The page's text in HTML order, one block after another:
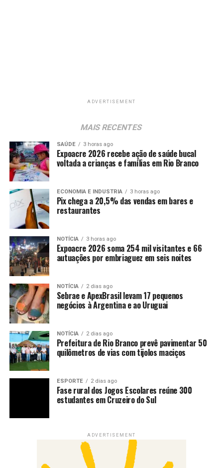
ADVERTISEMENT
MAIS RECENTES
SAÚDE 3 horas ago
Expoacre 2026 recebe ação de saúde bucal
voltada a crianças e famílias em Rio Branco
ECONOMIA E INDUSTRIA 3 horas ago
Pix chega a 20,5% das vendas em bares e
restaurantes
NOTÍCIA 3 horas ago
Expoacre 2026 soma 254 mil visitantes e 66
autuações por embriaguez em seis noites
NOTÍCIA 2 dias ago
Sebrae e ApexBrasil levam 17 pequenos
negócios à Argentina e ao Uruguai
NOTÍCIA 2 dias ago
Prefeitura de Rio Branco prevê pavimentar 50
quilômetros de vias com tijolos maciços
ESPORTE 2 dias ago
Fase rural dos Jogos Escolares reúne 300
estudantes em Cruzeiro do Sul
ADVERTISEMENT